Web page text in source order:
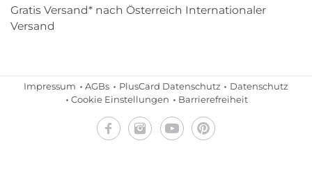
Gratis Versand* nach Österreich Internationaler
Versand
Impressum AGBs PlusCard Datenschutz
Datenschutz
Cookie Einstellungen
Barrierefreiheit